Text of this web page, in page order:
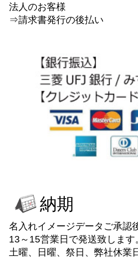
法人のお客様
⇒請求書発行の後払い
納期
名入れイメージデータご承認
13～15営業日で発送致します
土曜、日曜、祭日、弊社休業